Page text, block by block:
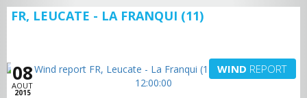
FR, LEUCATE - LA FRANQUI (11)
08
AOUT
2015
WIND REPORT